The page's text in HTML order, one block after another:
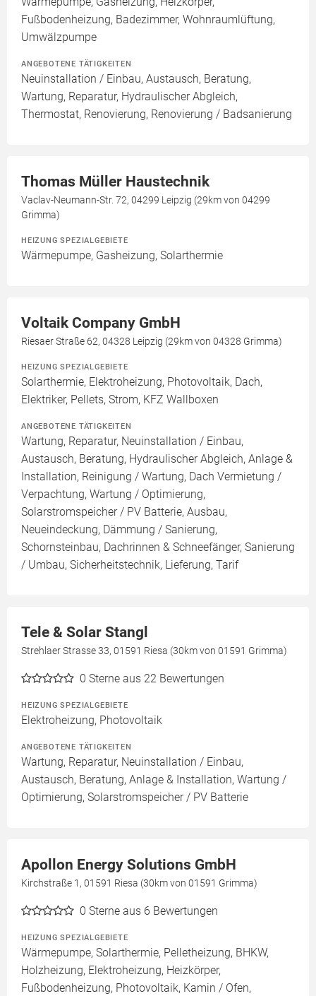
Fußbodenheizung, Badezimmer, Wohnraumlüftung,
Umwälzpumpe
ANGEBOTENE TÄTIGKEITEN
Neuinstallation / Einbau, Austausch, Beratung,
Wartung, Reparatur, Hydraulischer Abgleich,
Thermostat, Renovierung, Renovierung / Badsanierung
Thomas Müller Haustechnik
Vaclav-Neumann-Str. 72, 04299 Leipzig (29km von 04299
Grimma)
HEIZUNG SPEZIALGEBIETE
Wärmepumpe, Gasheizung, Solarthermie
Voltaik Company GmbH
Riesaer Straße 62, 04328 Leipzig (29km von 04328 Grimma)
HEIZUNG SPEZIALGEBIETE
Solarthermie, Elektroheizung, Photovoltaik, Dach,
Elektriker, Pellets, Strom, KFZ Wallboxen
ANGEBOTENE TÄTIGKEITEN
Wartung, Reparatur, Neuinstallation / Einbau,
Austausch, Beratung, Hydraulischer Abgleich, Anlage &
Installation, Reinigung / Wartung, Dach Vermietung /
Verpachtung, Wartung / Optimierung,
Solarstromspeicher / PV Batterie, Ausbau,
Neueindeckung, Dämmung / Sanierung,
Schornsteinbau, Dachrinnen & Schneefänger, Sanierung
/ Umbau, Sicherheitstechnik, Lieferung, Tarif
Tele & Solar Stangl
Strehlaer Strasse 33, 01591 Riesa (30km von 01591 Grimma)
0 Sterne aus 22 Bewertungen
HEIZUNG SPEZIALGEBIETE
Elektroheizung, Photovoltaik
ANGEBOTENE TÄTIGKEITEN
Wartung, Reparatur, Neuinstallation / Einbau,
Austausch, Beratung, Anlage & Installation, Wartung /
Optimierung, Solarstromspeicher / PV Batterie
Apollon Energy Solutions GmbH
Kirchstraße 1, 01591 Riesa (30km von 01591 Grimma)
0 Sterne aus 6 Bewertungen
HEIZUNG SPEZIALGEBIETE
Wärmepumpe, Solarthermie, Pelletheizung, BHKW,
Holzheizung, Elektroheizung, Heizkörper,
Fußbodenheizung, Photovoltaik, Kamin / Ofen,